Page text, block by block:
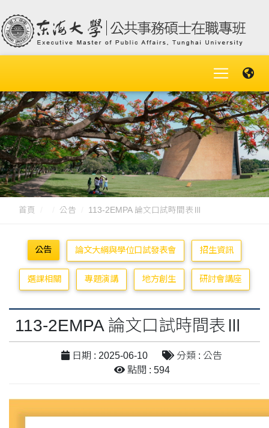
首頁 公告 113-2EMPA 論文口試時間表Ⅲ
公告 論文大綱與學位口試發表會 招生資訊
選課相關 專題演講 地方創生 研討會講座
113-2EMPA 論文口試時間表Ⅲ
日期 : 2025-06-10
分類 : 公告
點閱 : 594